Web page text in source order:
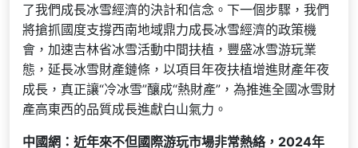
了我們成長冰雪經濟的決計和信念。下一個步驟，我們
將搶抓國度支撐西南地域鼎力成長冰雪經濟的政策機
會，加速吉林省冰雪活動中間扶植，豐盛冰雪游玩業
態，延長冰雪財產鏈條，以項目年夜扶植增進財產年夜
成長，真正讓“冷冰雪”釀成“熱財產”，為推進全國冰雪財
產高東西的品質成長進獻白山氣力。
中國網：近年來不但國際游玩市場非常熱絡，2024年